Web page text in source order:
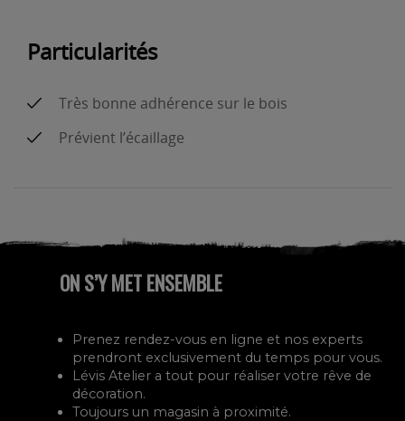
Particularités
Très bonne adhérence sur le bois
Prévient l’écaillage
ON S’Y MET ENSEMBLE
Prenez rendez-vous en ligne et nos experts
prendront exclusivement du temps pour vous.
Lévis Atelier a tout pour réaliser votre rêve de
décoration.
Toujours un magasin à proximité.